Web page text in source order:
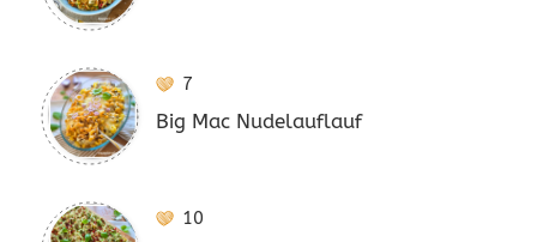
7
Big Mac Nudelauflauf
10